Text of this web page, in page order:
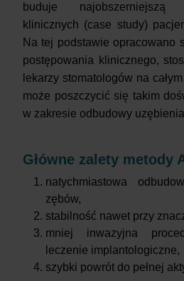
buduje najobszerniejszą
klinicznych (case study)
Na tej podstawie opracowano
postępowania klinicznego,
lekarzy stomatologów na
może poszczycić się takim
w zakresie odbudowy
Główne zalety metody
natychmiastowa
zębów,
stabilność nawet przy
mniej inwazyjna
leczenie implantologiczne,
szybki powrót do pełnej